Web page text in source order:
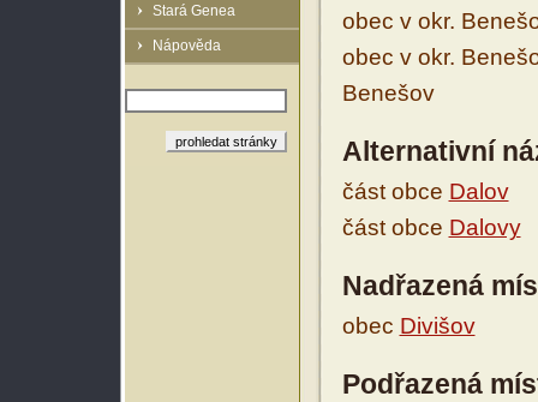
Stará Genea
Nápověda
obec v okr.
obec v okr.
Benešov
Alternativní
část obce Dalov
část obce Dalovy
Nadřazená
obec Divišov
Podřazená